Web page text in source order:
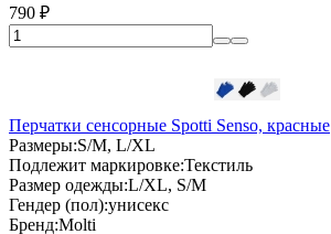
790 ₽
Перчатки сенсорные Spotti Senso, красные
Размеры:S/M, L/XL
Подлежит маркировке:Текстиль
Размер одежды:L/XL, S/M
Гендер (пол):унисекс
Бренд:Molti